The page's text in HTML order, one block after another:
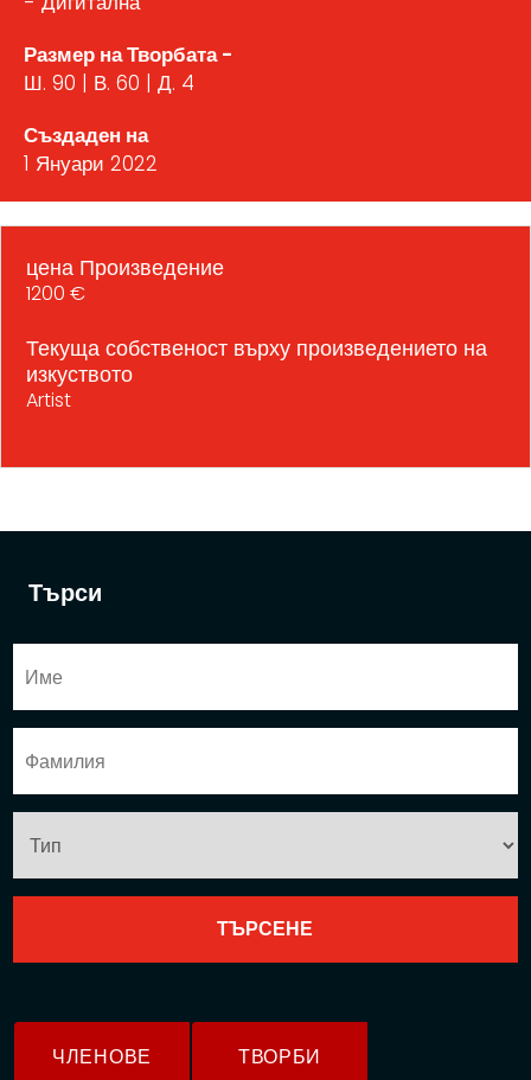
Търси
ЧЛЕНОВЕ ТВОРБИ
Размер на Творбата -
Ш. 90 | В. 60 | Д. 4
Създаден на
1 Януари 2022
цена Произведение
1200 €
Текуща собственост върху произведението на
изкуството
Artist